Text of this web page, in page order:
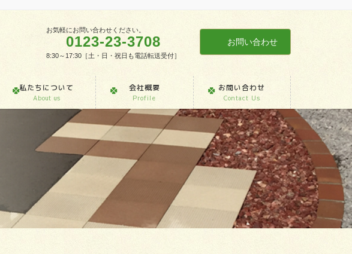
お気軽にお問い合わせください。
0123-23-3708
8:30～17:30［土・日・祝日も電話転送受付］
お問い合わせ
私たちについて
About us
会社概要
Profile
お問い合わせ
Contact Us